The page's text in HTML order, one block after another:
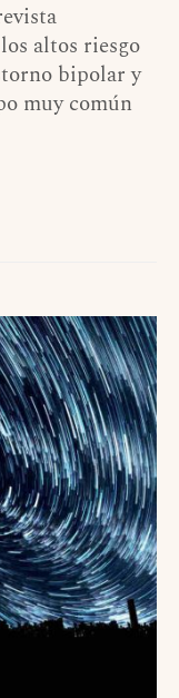
altos riesgo
bipolar y
muy común